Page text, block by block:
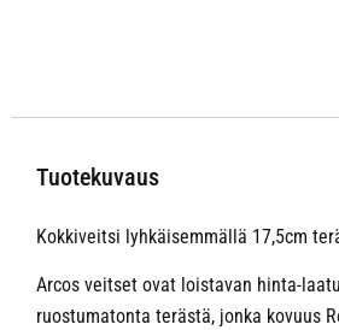
Tuotekuvaus
Kokkiveitsi lyhkäisemmällä 17,5cm
Arcos veitset ovat loistavan hinta-
ruostumatonta terästä, jonka kovuus